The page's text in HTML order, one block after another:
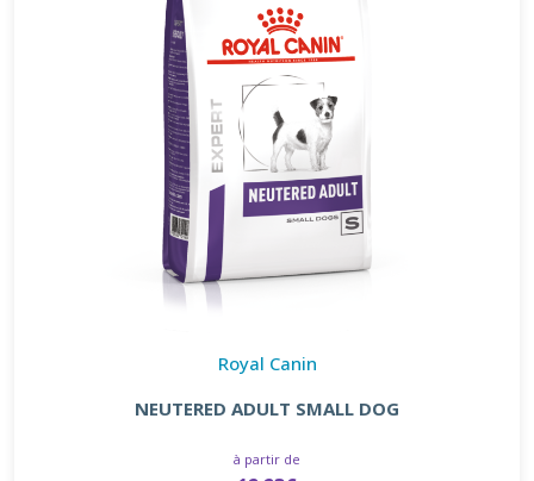
Royal Canin
NEUTERED ADULT SMALL DOG
à partir de